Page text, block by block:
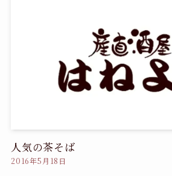
人気の茶そば
2016年5月18日